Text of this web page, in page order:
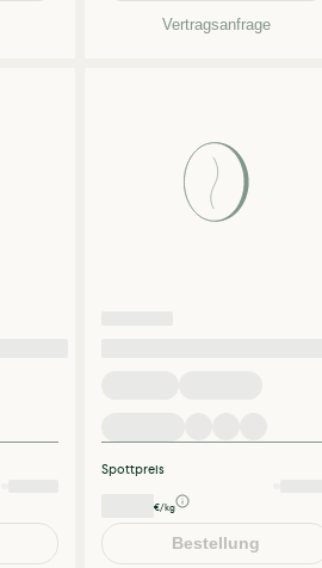
Vertragsanfrage
Spottpreis
€/kg
Bestellung